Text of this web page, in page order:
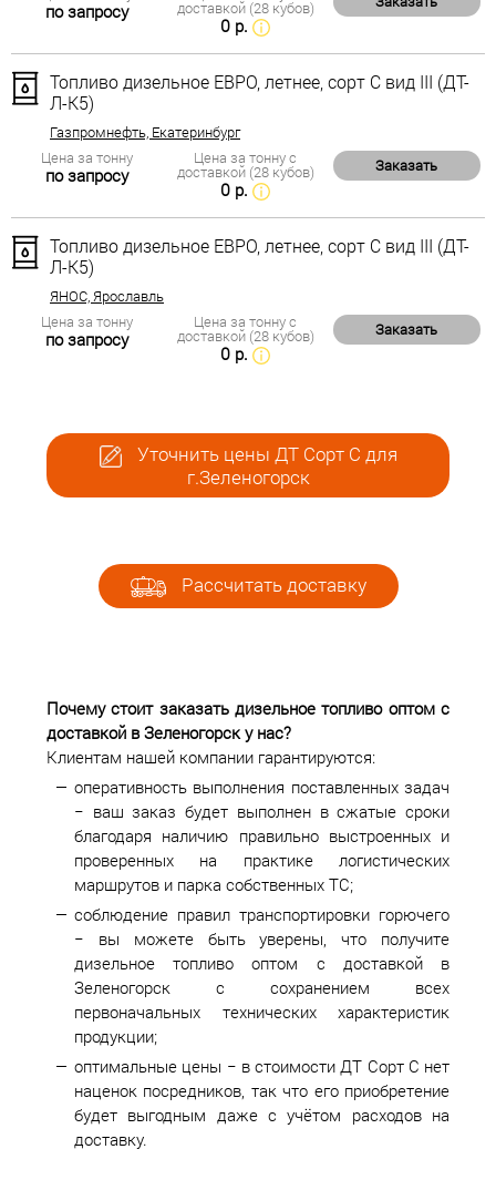
по запросу доставкой (28 кубов)
0 р.
Топливо дизельное ЕВРО, летнее, сорт С вид III (ДТ-
Л-К5)
Газпромнефть, Екатеринбург
Цена за тонну
по запросу
Цена за тонну с
доставкой (28 кубов)
0 р.
Заказать
Топливо дизельное ЕВРО, летнее, сорт С вид III (ДТ-
Л-К5)
ЯНОС, Ярославль
Цена за тонну
по запросу
Цена за тонну с
доставкой (28 кубов)
0 р.
Заказать
Уточнить цены ДТ Сорт С для
г.Зеленогорск
Рассчитать доставку
Почему стоит заказать дизельное топливо оптом с
доставкой вЗеленогорск у нас?
Клиентам нашей компании гарантируются:
оперативность выполнения поставленных задач
− ваш заказ будет выполнен в сжатые сроки
благодаря наличию правильно выстроенных и
проверенных на практике логистических
маршрутов и парка собственных ТС;
соблюдение правил транспортировки горючего
− вы можете быть уверены, что получите
дизельное топливо оптом с доставкой в
Зеленогорск с сохранением всех
первоначальных технических характеристик
продукции;
оптимальные цены − в стоимости ДТ Сорт С нет
наценок посредников, так что его приобретение
будет выгодным даже с учётом расходов на
доставку.